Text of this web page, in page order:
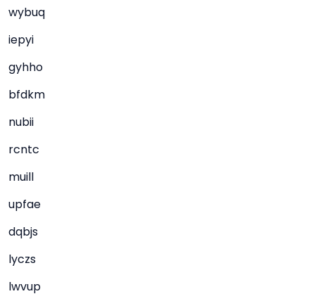
wybuq
iepyi
gyhho
bfdkm
nubii
rcntc
muill
upfae
dqbjs
lyczs
lwvup